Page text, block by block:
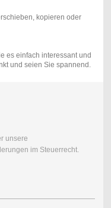
kopieren oder
es einfach interessant und
und seien Sie spannend.
unsere
im Steuerrecht.